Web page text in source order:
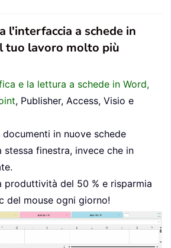
l'interfaccia a schede in
tuo lavoro molto più
e la lettura a schede in Word,
, Publisher, Access, Visio e
in nuove schede
stessa finestra, invece che in
produttività del 50 % e risparmia
del mouse ogni giorno!